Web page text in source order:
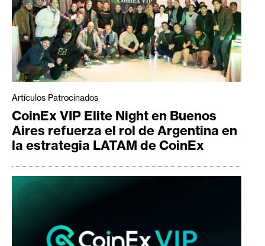
Artículos Patrocinados
CoinEx VIP Elite Night en Buenos
Aires refuerza el rol de Argentina en
la estrategia LATAM de CoinEx